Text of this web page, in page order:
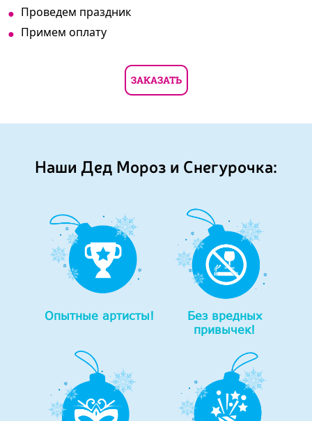
Проведем праздник
Примем оплату
ЗАКАЗАТЬ
Наши Дед Мороз и Снегурочка:
Опытные артисты!
Без вредных
привычек!